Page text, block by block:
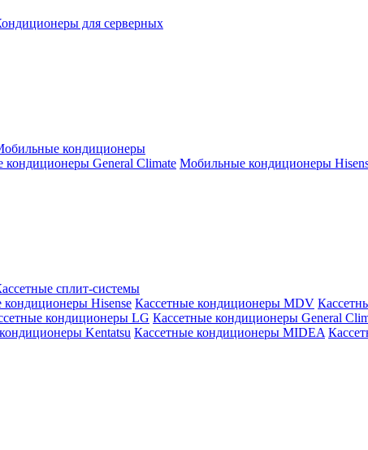
для серверных
кондиционеры
General Climate Мобильные кондиционеры
сплит-системы
кондиционеры Hisense Кассетные кондиционеры MDV
кондиционеры LG Кассетные кондиционеры General
Kentatsu Кассетные кондиционеры MIDEA